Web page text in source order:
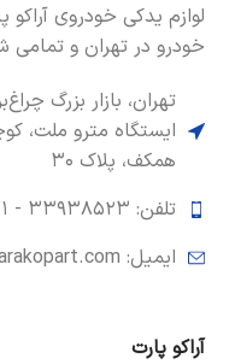
لوازم یدکی خودروی
خودرو در تهران و تمامی
تهران، بازار بزرگ
ایستگاه مترو ملت،
همکف، پلاک ۳۰
تلفن: ۳۳۹۳۸۵۲۳ -
ایمیل: support@arakopart.com
آراکو پارت